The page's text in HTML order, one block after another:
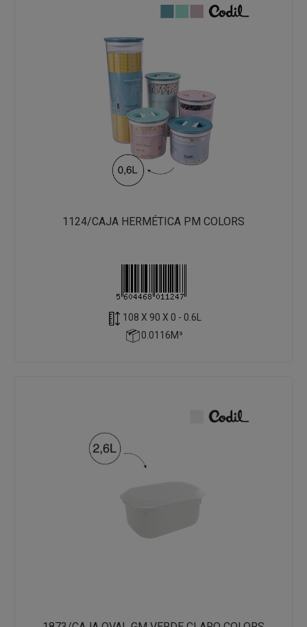
1124/CAJA HERMÉTICA PM COLORS
108 X 90 X 0 - 0.6L
0.0116M³